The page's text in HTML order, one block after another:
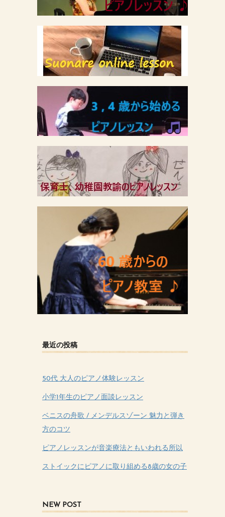
最近の投稿
50代 大人のピアノ体験レッスン
小学1年生のピアノ面談レッスン
ベニスの舟歌 / メンデルスゾーン 魅力と弾き
方のコツ
ピアノレッスンが音楽療法ともいわれる所以
ストイックにピアノに取り組める8歳の女の子
NEW POST